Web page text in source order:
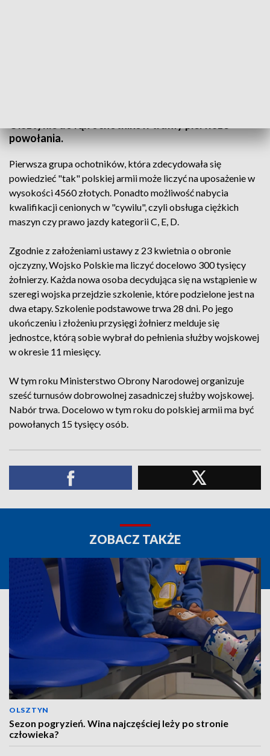
powołania.
Pierwsza grupa ochotników, która zdecydowała się
powiedzieć "tak" polskiej armii może liczyć na uposażenie w
wysokości 4560 złotych. Ponadto możliwość nabycia
kwalifikacji cenionych w "cywilu", czyli obsługa ciężkich
maszyn czy prawo jazdy kategorii C, E, D.
Zgodnie z założeniami ustawy z 23 kwietnia o obronie
ojczyzny, Wojsko Polskie ma liczyć docelowo 300 tysięcy
żołnierzy. Każda nowa osoba decydująca się na wstąpienie w
szeregi wojska przejdzie szkolenie, które podzielone jest na
dwa etapy. Szkolenie podstawowe trwa 28 dni. Po jego
ukończeniu i złożeniu przysięgi żołnierz melduje się
jednostce, którą sobie wybrał do pełnienia służby wojskowej
w okresie 11 miesięcy.
W tym roku Ministerstwo Obrony Narodowej organizuje
sześć turnusów dobrowolnej zasadniczej służby wojskowej.
Nabór trwa. Docelowo w tym roku do polskiej armii ma być
powołanych 15 tysięcy osób.
ZOBACZ TAKŻE
OLSZTYN
Sezon pogryzień. Wina najczęściej leży po stronie
człowieka?